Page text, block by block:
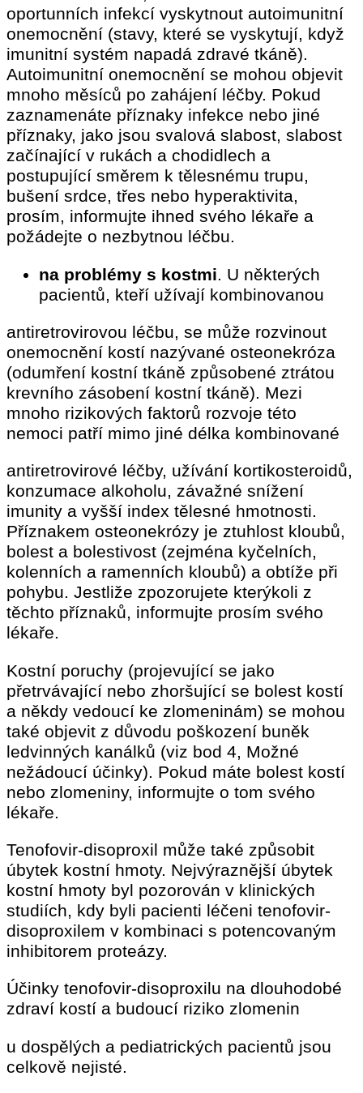
oportunních infekcí vyskytnout autoimunitní
onemocnění (stavy, které se vyskytují, když
imunitní systém napadá zdravé tkáně).
Autoimunitní onemocnění se mohou objevit
mnoho měsíců po zahájení léčby. Pokud
zaznamenáte příznaky infekce nebo jiné
příznaky, jako jsou svalová slabost, slabost
začínající v rukách a chodidlech a
postupující směrem k tělesnému trupu,
bušení srdce, třes nebo hyperaktivita,
prosím, informujte ihned svého lékaře a
požádejte o nezbytnou léčbu.
na problémy s kostmi. U některých
pacientů, kteří užívají kombinovanou
antiretrovirovou léčbu, se může rozvinout
onemocnění kostí nazývané osteonekróza
(odumření kostní tkáně způsobené ztrátou
krevního zásobení kostní tkáně). Mezi
mnoho rizikových faktorů rozvoje této
nemoci patří mimo jiné délka kombinované
antiretrovirové léčby, užívání kortikosteroidů,
konzumace alkoholu, závažné snížení
imunity a vyšší index tělesné hmotnosti.
Příznakem osteonekrózy je ztuhlost kloubů,
bolest a bolestivost (zejména kyčelních,
kolenních a ramenních kloubů) a obtíže při
pohybu. Jestliže zpozorujete kterýkoli z
těchto příznaků, informujte prosím svého
lékaře.
Kostní poruchy (projevující se jako
přetrvávající nebo zhoršující se bolest kostí
a někdy vedoucí ke zlomeninám) se mohou
také objevit z důvodu poškození buněk
ledvinných kanálků (viz bod 4, Možné
nežádoucí účinky). Pokud máte bolest kostí
nebo zlomeniny, informujte o tom svého
lékaře.
Tenofovir-disoproxil může také způsobit
úbytek kostní hmoty. Nejvýraznější úbytek
kostní hmoty byl pozorován v klinických
studiích, kdy byli pacienti léčeni tenofovir-
disoproxilem v kombinaci s potencovaným
inhibitorem proteázy.
Účinky tenofovir-disoproxilu na dlouhodobé
zdraví kostí a budoucí riziko zlomenin
u dospělých a pediatrických pacientů jsou
celkově nejisté.